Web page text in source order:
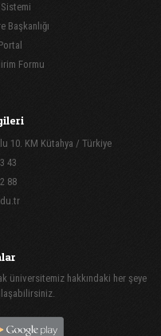
Başkanlığı
Formu
10. KM Kütahya / Türkiye
43
88
üniversitemiz hakkındaki her şeye